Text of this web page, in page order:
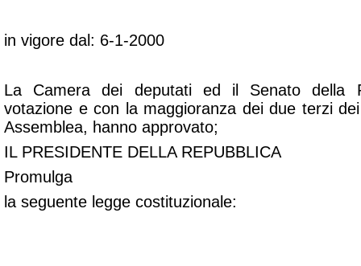
in vigore dal: 6-1-2000
La Camera dei deputati ed il Senato della
votazione e con la maggioranza dei due terzi
Assemblea, hanno approvato;
IL PRESIDENTE DELLA REPUBBLICA
Promulga
la seguente legge costituzionale: